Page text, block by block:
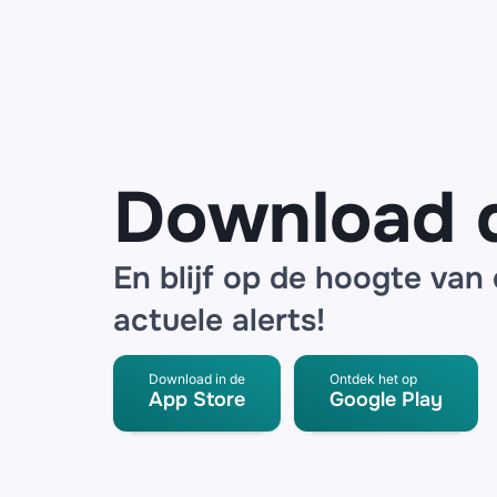
Download
En blijf op de hoogte van
actuele alerts!
Download in de
App Store
Ontdek het op
Google Play